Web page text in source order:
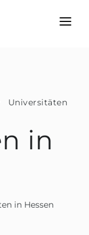
Universitäten
in
in Hessen